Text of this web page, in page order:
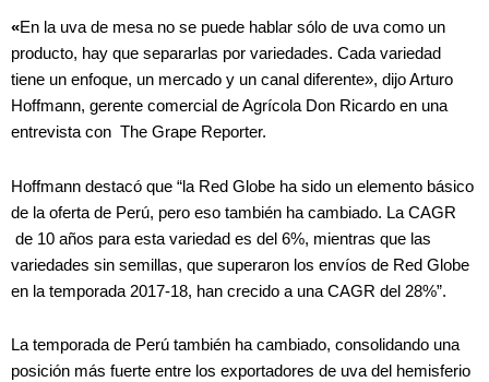
«En la uva de mesa no se puede hablar sólo de uva como un
producto, hay que separarlas por variedades. Cada variedad
tiene un enfoque, un mercado y un canal diferente», dijo Arturo
Hoffmann, gerente comercial de Agrícola Don Ricardo en una
entrevista con The Grape Reporter.
Hoffmann destacó que “la Red Globe ha sido un elemento básico
de la oferta de Perú, pero eso también ha cambiado. La CAGR
de 10 años para esta variedad es del 6%, mientras que las
variedades sin semillas, que superaron los envíos de Red Globe
en la temporada 2017-18, han crecido a una CAGR del 28%”.
La temporada de Perú también ha cambiado, consolidando una
posición más fuerte entre los exportadores de uva del hemisferio